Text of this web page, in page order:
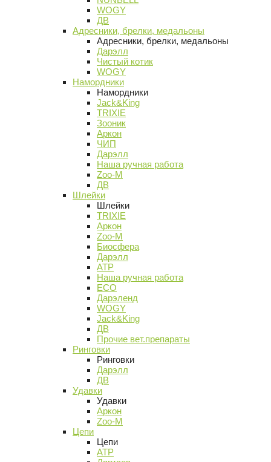
WOGY
ДВ
Адресники, брелки, медальоны
Адресники, брелки, медальоны
Дарэлл
Чистый котик
WOGY
Намордники
Намордники
Jack&King
TRIXIE
Зооник
Аркон
ЧИП
Дарэлл
Наша ручная работа
Zoo-M
ДВ
Шлейки
Шлейки
TRIXIE
Аркон
Zoo-M
Биосфера
Дарэлл
АТР
Наша ручная работа
ECO
Дарэленд
WOGY
Jack&King
ДВ
Прочие вет.препараты
Ринговки
Ринговки
Дарэлл
ДВ
Удавки
Удавки
Аркон
Zoo-M
Цепи
Цепи
АТР